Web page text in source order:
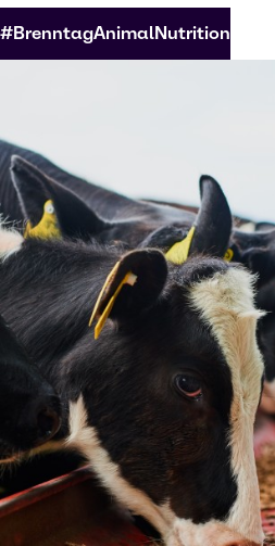
#BrenntagAnimalNutrition